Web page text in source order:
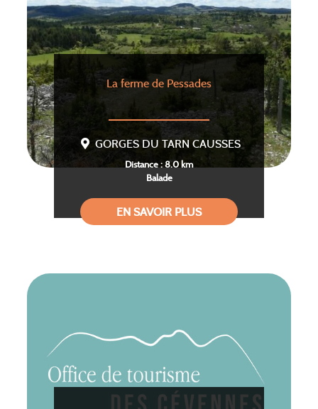
La ferme de Pessades
GORGES DU TARN CAUSSES
Distance : 8.0 km
Balade
EN SAVOIR PLUS